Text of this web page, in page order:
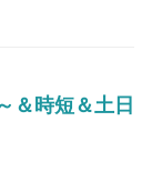
＆時短＆土日